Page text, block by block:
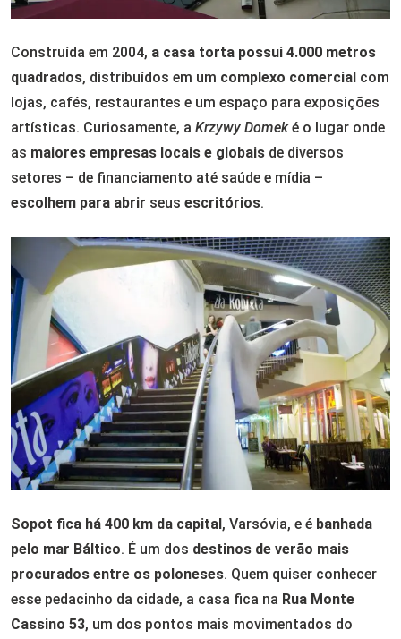
Construída em 2004, a casa torta possui 4.000 metros
quadrados, distribuídos em um complexo comercial com
lojas, cafés, restaurantes e um espaço para exposições
artísticas. Curiosamente, a Krzywy Domeké o lugar onde
as maiores empresas locais e globais de diversos
setores – de financiamento até saúde e mídia –
escolhem para abrir seus escritórios.
Sopot fica há 400 km da capital, Varsóvia, e é banhada
pelo mar Báltico. É um dos destinos de verão mais
procurados entre os poloneses. Quem quiser conhecer
esse pedacinho da cidade, a casa fica na Rua Monte
Cassino 53, um dos pontos mais movimentados do